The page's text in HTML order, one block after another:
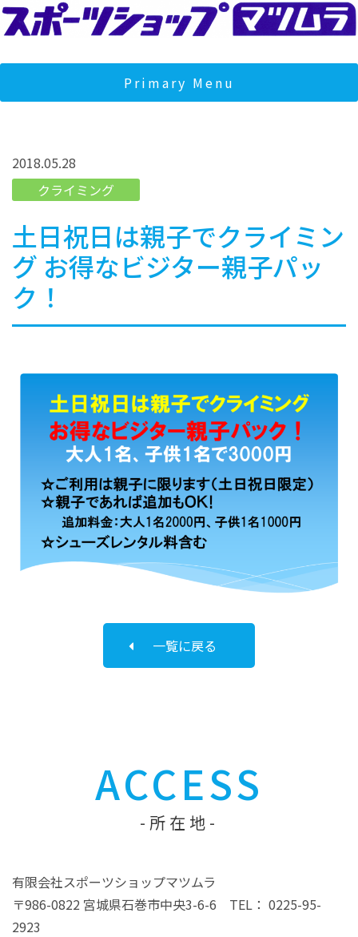
Skip
to
ジムとフィットネスジムを運営し、地域の健康とコミュニテ
サポートしております。
Primary Menu
2018.05.28
クライミング
土日祝日は親子でクライミン
グ お得なビジター親子パッ
ク！
一覧に戻る
ACCESS
所在地
有限会社スポーツショップマツムラ
〒986-0822 宮城県石巻市中央3-6-6 TEL： 0225-95-
2923